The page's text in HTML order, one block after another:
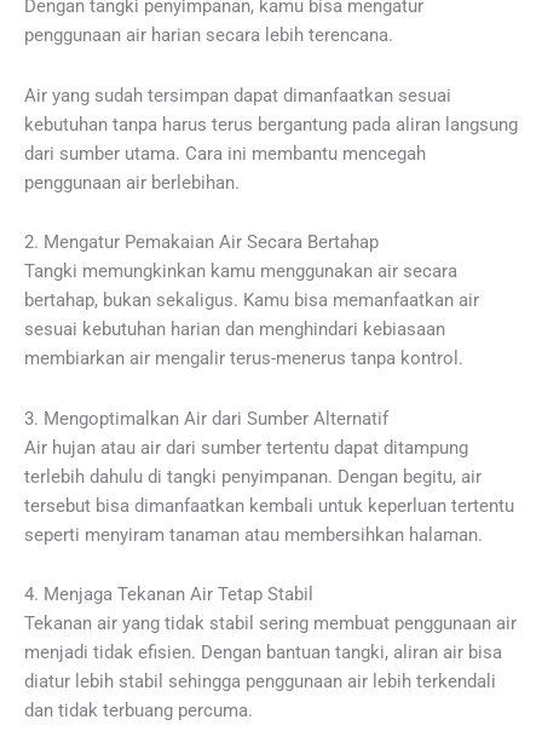
Dengan tangki penyimpanan, kamu bisa mengatur
penggunaan air harian secara lebih terencana.
Air yang sudah tersimpan dapat dimanfaatkan sesuai
kebutuhan tanpa harus terus bergantung pada aliran langsung
dari sumber utama. Cara ini membantu mencegah
penggunaan air berlebihan.
2. Mengatur Pemakaian Air Secara Bertahap
Tangki memungkinkan kamu menggunakan air secara
bertahap, bukan sekaligus. Kamu bisa memanfaatkan air
sesuai kebutuhan harian dan menghindari kebiasaan
membiarkan air mengalir terus-menerus tanpa kontrol.
3. Mengoptimalkan Air dari Sumber Alternatif
Air hujan atau air dari sumber tertentu dapat ditampung
terlebih dahulu di tangki penyimpanan. Dengan begitu, air
tersebut bisa dimanfaatkan kembali untuk keperluan tertentu
seperti menyiram tanaman atau membersihkan halaman.
4. Menjaga Tekanan Air Tetap Stabil
Tekanan air yang tidak stabil sering membuat penggunaan air
menjadi tidak efisien. Dengan bantuan tangki, aliran air bisa
diatur lebih stabil sehingga penggunaan air lebih terkendali
dan tidak terbuang percuma.